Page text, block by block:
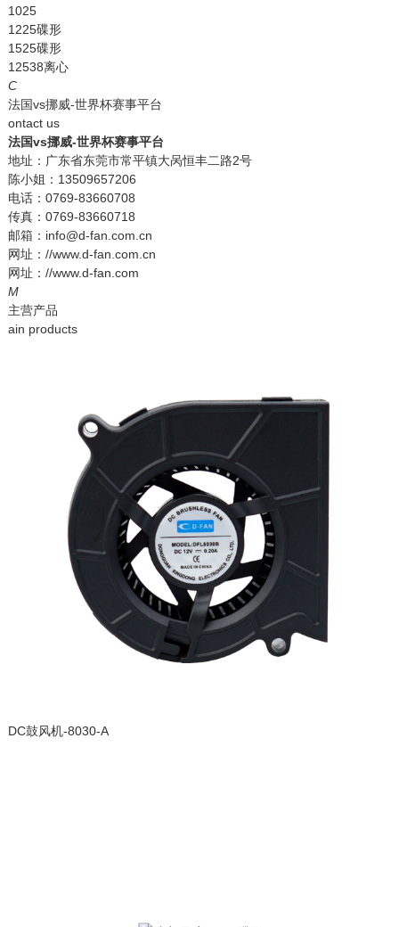
1025
1225碟形
1525碟形
12538离心
C
法国vs挪威-世界杯赛事平台
ontact us
法国vs挪威-世界杯赛事平台
地址：广东省东莞市常平镇大呙恒丰二路2号
陈小姐：13509657206
电话：0769-83660708
传真：0769-83660718
邮箱：info@d-fan.com.cn
网址：//www.d-fan.com.cn
网址：//www.d-fan.com
M
主营产品
ain products
DC鼓风机-8030-A